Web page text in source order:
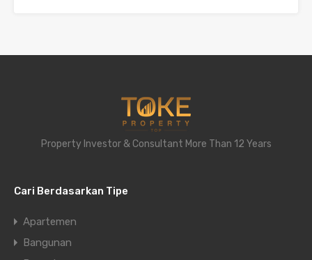
Property Investor & Consultant More Than 12 Years
Cari Berdasarkan Tipe
Apartemen
Bangunan